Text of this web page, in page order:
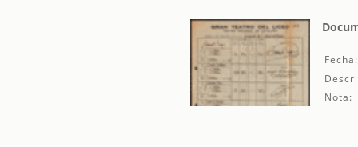
Fecha:
Nota: